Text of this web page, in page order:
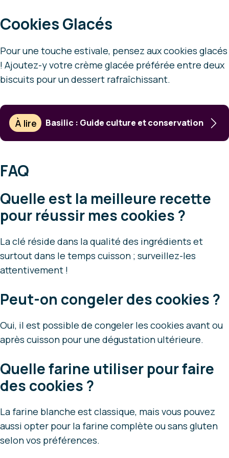
Cookies Glacés
Pour une touche estivale, pensez aux cookies glacés
! Ajoutez-y votre crème glacée préférée entre deux
biscuits pour un dessert rafraîchissant.
À lire Basilic : Guide culture et conservation
FAQ
Quelle est la meilleure recette
pour réussir mes cookies ?
La clé réside dans la qualité des ingrédients et
surtout dans le temps cuisson ; surveillez-les
attentivement !
Peut-on congeler des cookies ?
Oui, il est possible de congeler les cookies avant ou
après cuisson pour une dégustation ultérieure.
Quelle farine utiliser pour faire
des cookies ?
La farine blanche est classique, mais vous pouvez
aussi opter pour la farine complète ou sans gluten
selon vos préférences.